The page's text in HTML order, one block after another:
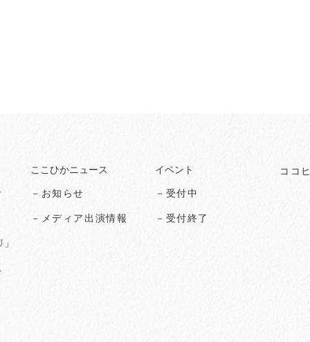
ここひかニュース
－お知らせ
－メディア出演情報
イベント
－受付中
－受付終了
ココ